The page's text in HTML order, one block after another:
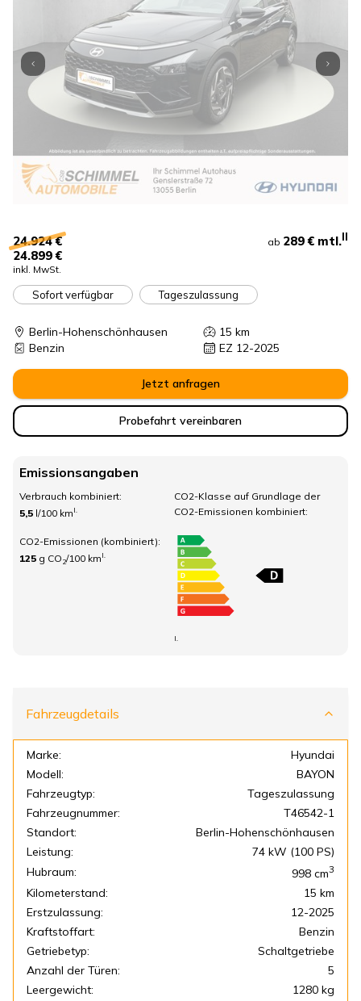
24.924 €
24.899 €
inkl. MwSt.
ab 289 € mtl.II
Sofort verfügbar Tageszulassung
Berlin-Hohenschönhausen 15 km
Benzin
EZ 12-2025
Jetzt anfragen
Probefahrt vereinbaren
Emissionsangaben
Verbrauch kombiniert:
5,5 l/100 km I.
CO2-Emissionen (kombiniert):
125 g CO 2/100 km I.
CO2-Klasse auf Grundlage der
CO2-Emissionen kombiniert:
I.
Fahrzeugdetails
Marke:
Hyundai
Modell:
BAYON
Fahrzeugtyp:
Tageszulassung
Fahrzeugnummer:
T46542-1
Standort:
Berlin-Hohenschönhausen
Leistung:
74 kW (100 PS)
Hubraum:
998 cm3
Kilometerstand:
15 km
Erstzulassung:
12-2025
Kraftstoffart:
Benzin
Getriebetyp:
Schaltgetriebe
Anzahl der Türen:
5
Leergewicht:
1280 kg